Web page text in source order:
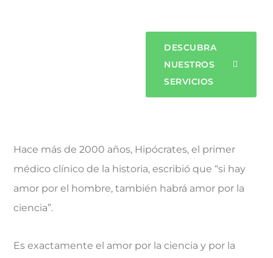
DESCUBRA
NUESTROS
SERVICIOS
Hace más de 2000 años, Hipócrates, el primer
médico clínico de la historia, escribió que “si hay
amor por el hombre, también habrá amor por la
ciencia”.
Es exactamente el amor por la ciencia y por la